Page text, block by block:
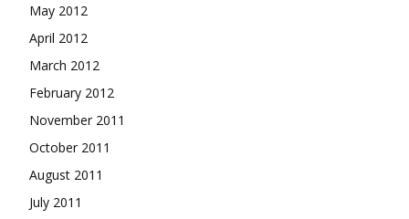
May 2012
April 2012
March 2012
February 2012
November 2011
October 2011
August 2011
July 2011